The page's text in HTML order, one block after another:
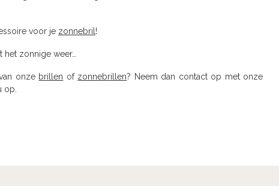
voor je zonnebril !
zonnige weer…
onze brillen of zonnebrillen? Neem dan contact op met onze
op.